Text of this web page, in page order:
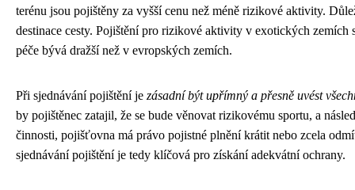
terénu jsou pojištěny za vyšší cenu než méně rizikové aktivity.
destinace cesty. Pojištění pro rizikové aktivity v exotických zemích
péče bývá dražší než v evropských zemích.
Při sjednávání pojištění je zásadní být upřímný a přesně uvést
by pojištěnec zatajil, že se bude věnovat rizikovému sportu, a
činnosti, pojišťovna má právo pojistné plnění krátit nebo zcela
sjednávání pojištění je tedy klíčová pro získání adekvátní ochrany.